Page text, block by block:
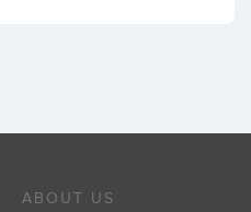
ABOUT US